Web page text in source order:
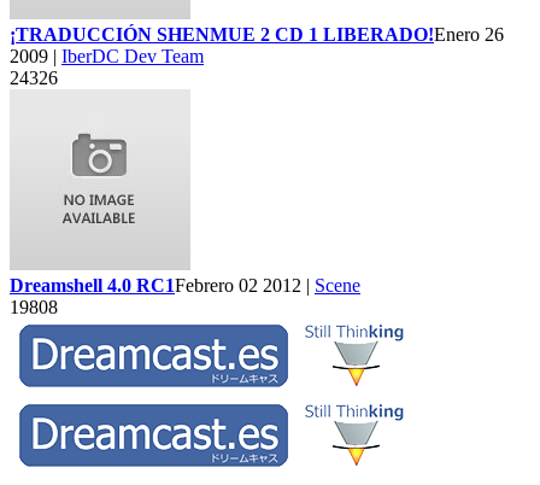
¡TRADUCCIÓN SHENMUE 2 CD 1 LIBERADO!Enero 26
2009 | IberDC Dev Team
24326
Dreamshell 4.0 RC1Febrero 02 2012 | Scene
19808